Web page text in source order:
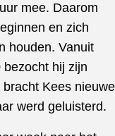
mee. Daarom
en zich
houden. Vanuit
hij zijn
Kees nieuwe
werd geluisterd.